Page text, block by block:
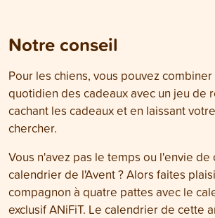
Notre conseil
Pour les chiens, vous pouvez
quotidien des cadeaux avec un jeu de
cachant les cadeaux et en laissant
chercher.
Vous n'avez pas le temps ou l'envie
calendrier de l'Avent ? Alors faites
compagnon à quatre pattes avec le
exclusif ANiFiT. Le calendrier de cette